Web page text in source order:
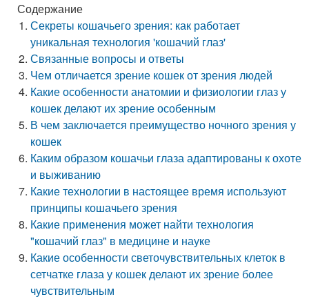
Содержание
Секреты кошачьего зрения: как работает
уникальная технология 'кошачий глаз'
Связанные вопросы и ответы
Чем отличается зрение кошек от зрения людей
Какие особенности анатомии и физиологии глаз у
кошек делают их зрение особенным
В чем заключается преимущество ночного зрения у
кошек
Каким образом кошачьи глаза адаптированы к охоте
и выживанию
Какие технологии в настоящее время используют
принципы кошачьего зрения
Какие применения может найти технология
"кошачий глаз" в медицине и науке
Какие особенности светочувствительных клеток в
сетчатке глаза у кошек делают их зрение более
чувствительным